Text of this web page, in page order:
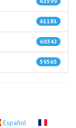
61181
60342
59565
Español